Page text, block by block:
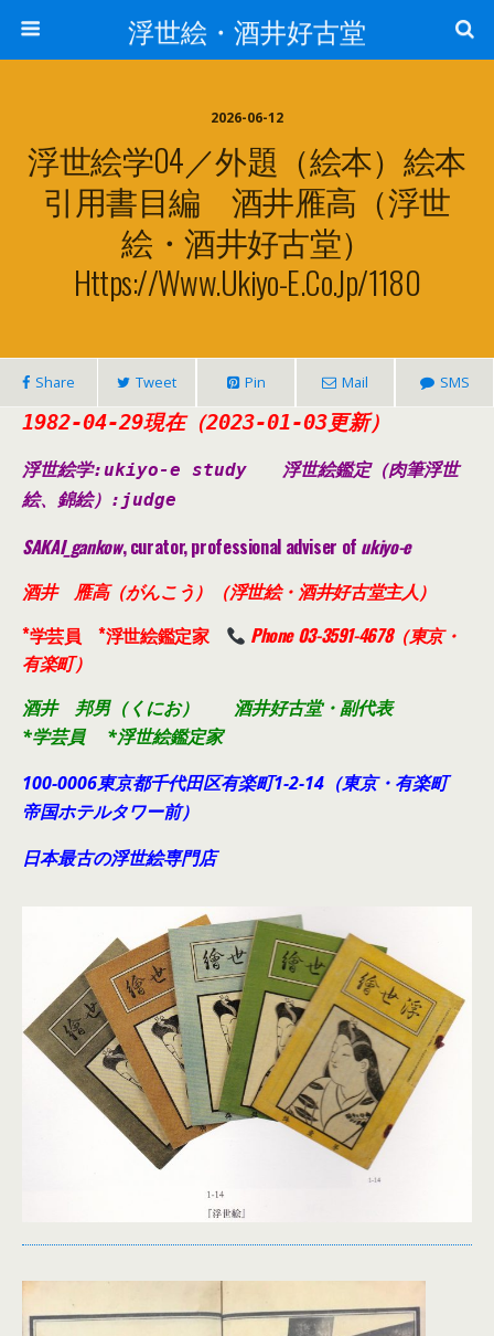
浮世絵・酒井好古堂
2026-06-12
浮世絵学04／外題（絵本）絵本
引用書目編 酒井雁高（浮世
絵・酒井好古堂）
Https://www.ukiyo-E.co.jp/1180
Share Tweet Pin Mail SMS
1982-04-29現在（2023-01-03更新）
浮世絵学:ukiyo-e study 浮世絵鑑定（肉筆浮世
絵、錦絵） :judge
SAKAI_gankow, curator, professional adviser of ukiyo-e
酒井 雁高（がんこう）（浮世絵・酒井好古堂主人）
*学芸員 *浮世絵鑑定家
Phone 03-3591-4678（東京・
有楽町）
酒井 邦男（くにお） 酒井好古堂・副代表
*学芸員 *浮世絵鑑定家
100-0006東京都千代田区有楽町1-2-14（東京・有楽町
帝国ホテルタワー前）
日本最古の浮世絵専門店